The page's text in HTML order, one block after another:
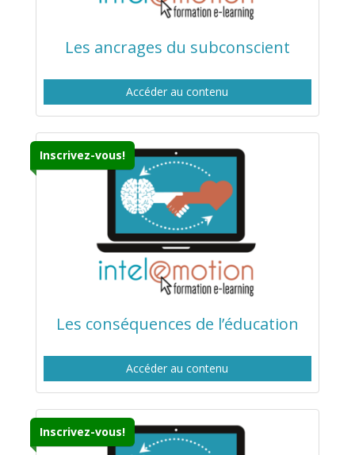
Les ancrages du subconscient
Accéder au contenu
Inscrivez-vous!
Les conséquences de l’éducation
Accéder au contenu
Inscrivez-vous!